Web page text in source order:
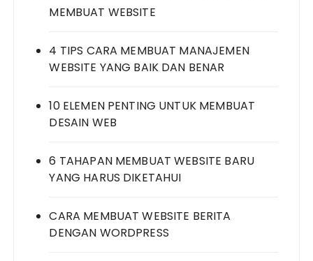
MEMBUAT WEBSITE
4 TIPS CARA MEMBUAT MANAJEMEN
WEBSITE YANG BAIK DAN BENAR
10 ELEMEN PENTING UNTUK MEMBUAT
DESAIN WEB
6 TAHAPAN MEMBUAT WEBSITE BARU
YANG HARUS DIKETAHUI
CARA MEMBUAT WEBSITE BERITA
DENGAN WORDPRESS